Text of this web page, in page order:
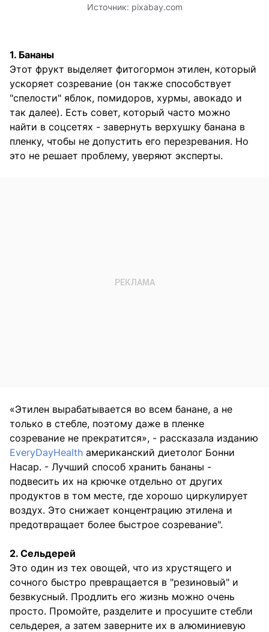
Источник: pixabay.com
1. Бананы
Этот фрукт выделяет фитогормон этилен, который
ускоряет созревание (он также способствует
"спелости" яблок, помидоров, хурмы, авокадо и
так далее). Есть совет, который часто можно
найти в соцсетях - завернуть верхушку банана в
пленку, чтобы не допустить его перезревания. Но
это не решает проблему, уверяют эксперты.
«Этилен вырабатывается во всем банане, а не
только в стебле, поэтому даже в пленке
созревание не прекратится», - рассказала изданию
EveryDayHealth американский диетолог Бонни
Насар. - Лучший способ хранить бананы -
подвесить их на крючке отдельно от других
продуктов в том месте, где хорошо циркулирует
воздух. Это снижает концентрацию этилена и
предотвращает более быстрое созревание".
2. Сельдерей
Это один из тех овощей, что из хрустящего и
сочного быстро превращается в "резиновый" и
безвкусный. Продлить его жизнь можно очень
просто. Промойте, разделите и просушите стебли
сельдерея, а затем заверните их в алюминиевую